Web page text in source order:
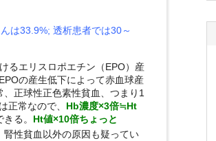
は33.9%; 透析患者では30～
るエリスロポエチン（EPO）産
の産生低下によって赤血球産
、正球性正色素性貧血、つまり1
正常なので、 Hb濃度×3倍≒Ht
る。 Ht値×10倍ちょっと
性貧血以外の原因も疑ってい